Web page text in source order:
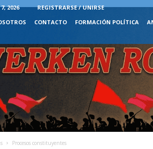
2026
REGISTRARSE / UNIRSE
CONTACTO FORMACIÓN POLÍTICA
Procesos constituyentes